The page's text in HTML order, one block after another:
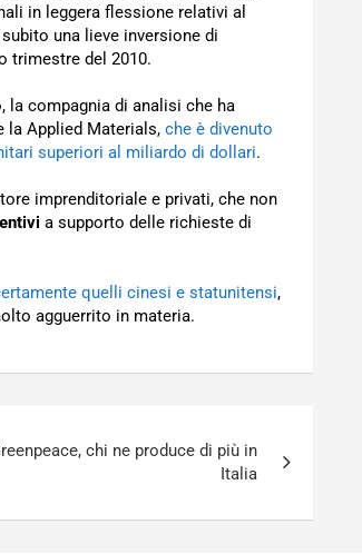
in leggera flessione relativi al
una lieve inversione di
trimestre del 2010.
la compagnia di analisi che ha
la Applied Materials, che è divenuto
superiori al miliardo di dollari.
imprenditoriale e privati, che non
a supporto delle richieste di
quelli cinesi e statunitensi,
agguerrito in materia.
chi ne produce di più in
Italia